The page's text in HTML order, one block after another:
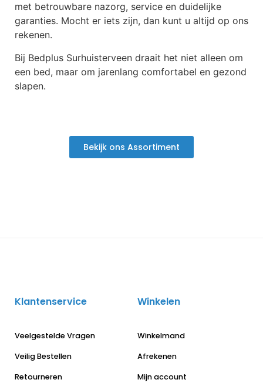
met betrouwbare nazorg, service en duidelijke
garanties. Mocht er iets zijn, dan kunt u altijd op ons
rekenen.
Bij Bedplus Surhuisterveen draait het niet alleen om
een bed, maar om jarenlang comfortabel en gezond
slapen.
Bekijk ons Assortiment
Klantenservice
Veelgestelde Vragen
Veilig Bestellen
Retourneren
Winkelen
Winkelmand
Afrekenen
Mijn account